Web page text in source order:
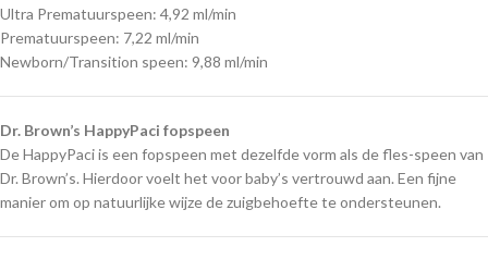
Ultra Prematuurspeen: 4,92 ml/min
Prematuurspeen: 7,22 ml/min
Newborn/Transition speen: 9,88 ml/min
Dr. Brown’s HappyPaci fopspeen
De HappyPaci is een fopspeen met dezelfde vorm als de fles-speen van
Dr. Brown’s. Hierdoor voelt het voor baby’s vertrouwd aan. Een fijne
manier om op natuurlijke wijze de zuigbehoefte te ondersteunen.